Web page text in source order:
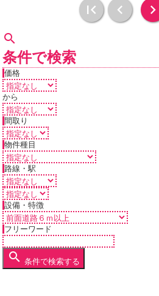
条件で検索
価格
から
間取り
物件種目
路線・駅
設備・特徴
フリーワード
条件で検索する